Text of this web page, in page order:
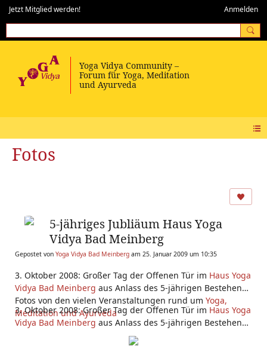
Jetzt Mitglied werden! Anmelden
Fotos
5-jähriges Jubliäum Haus Yoga
Vidya Bad Meinberg
Gepostet von Yoga Vidya Bad Meinberg am 25. Januar 2009 um 10:35
3. Oktober 2008: Großer Tag der Offenen Tür im Haus Yoga
Vidya Bad Meinberg aus Anlass des 5-jährigen Bestehens.
Fotos von den vielen Veranstaltungen rund um Yoga,
Meditation und Ayurveda
3. Oktober 2008: Großer Tag der Offenen Tür im Haus Yoga
Vidya Bad Meinberg aus Anlass des 5-jährigen Bestehens.
Fotos von den vielen Veranstaltungen rund um